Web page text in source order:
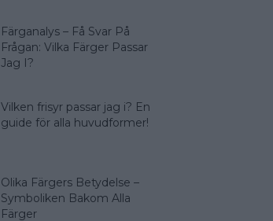
Färganalys – Få Svar På
Frågan: Vilka Färger Passar
Jag I?
Vilken frisyr passar jag i? En
guide för alla huvudformer!
Olika Färgers Betydelse –
Symboliken Bakom Alla
Färger